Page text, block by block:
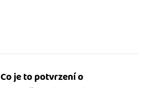
Co je to potvrzení o